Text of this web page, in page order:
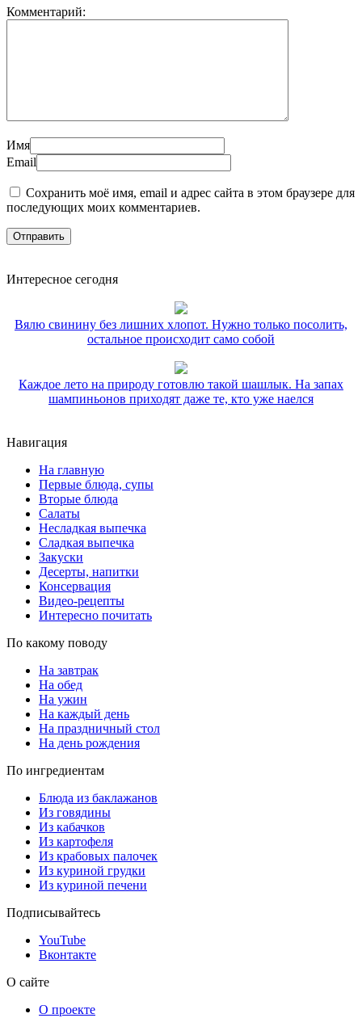
Комментарий:
Имя
Email
Сохранить моё имя, email и адрес сайта в этом браузере для
последующих моих комментариев.
Интересное сегодня
Вялю свинину без лишних хлопот. Нужно только посолить,
остальное происходит само собой
Каждое лето на природу готовлю такой шашлык. На запах
шампиньонов приходят даже те, кто уже наелся
Навигация
На главную
Первые блюда, супы
Вторые блюда
Салаты
Несладкая выпечка
Сладкая выпечка
Закуски
Десерты, напитки
Консервация
Видео-рецепты
Интересно почитать
По какому поводу
На завтрак
На обед
На ужин
На каждый день
На праздничный стол
На день рождения
По ингредиентам
Блюда из баклажанов
Из говядины
Из кабачков
Из картофеля
Из крабовых палочек
Из куриной грудки
Из куриной печени
Подписывайтесь
YouTube
Вконтакте
О сайте
О проекте